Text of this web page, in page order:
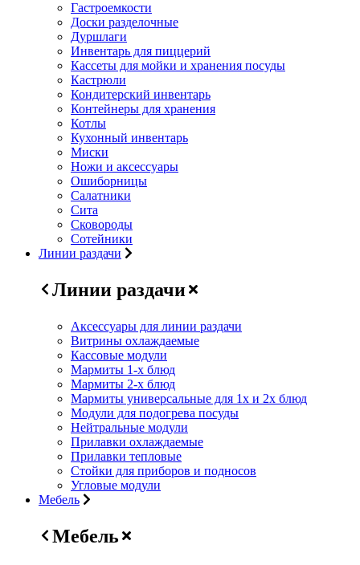
Гастроемкости
Доски разделочные
Дуршлаги
Инвентарь для пиццерий
Кассеты для мойки и хранения посуды
Кастрюли
Кондитерский инвентарь
Контейнеры для хранения
Котлы
Кухонный инвентарь
Миски
Ножи и аксессуары
Ошиборницы
Салатники
Сита
Сковороды
Сотейники
Линии раздачи
Линии раздачи
Аксессуары для линии раздачи
Витрины охлаждаемые
Кассовые модули
Мармиты 1-х блюд
Мармиты 2-х блюд
Мармиты универсальные для 1х и 2х блюд
Модули для подогрева посуды
Нейтральные модули
Прилавки охлаждаемые
Прилавки тепловые
Стойки для приборов и подносов
Угловые модули
Мебель
Мебель